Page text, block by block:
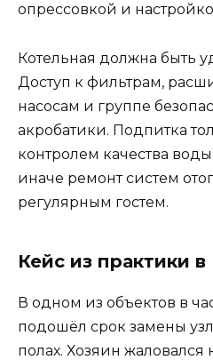
опрессовкой и
Котельная должна быть
Доступ к фильтрам,
насосам и группе
акробатики. Подпитка
контролем качества
иначе ремонт систем
регулярным гостем.
Кейс из практики
В одном из объектов в
подошёл срок замены
полах. Хозяин жаловался